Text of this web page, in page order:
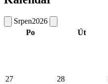
Srpen2026
Po
Út
27 28